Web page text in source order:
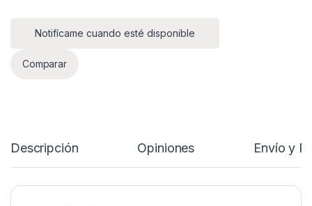
Notifícame cuando esté disponible
Comparar
Descripción Opiniones Envío y